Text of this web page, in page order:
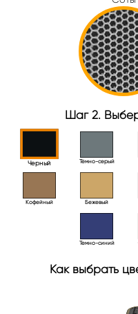
Шаг 2.
Черный Тёмно-серый
Кофейный Бежевый
Темно-синий
Как выбрать